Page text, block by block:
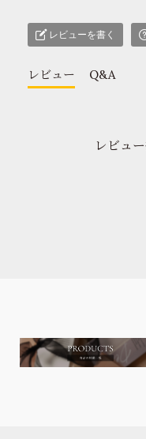
レビューを書く
レビュー Q&A
レビュ